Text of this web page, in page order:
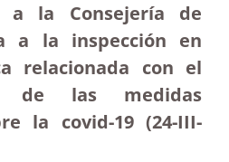
a la Consejería de
a la inspección en
relacionada con el
de las medidas
la covid-19 (24-III-